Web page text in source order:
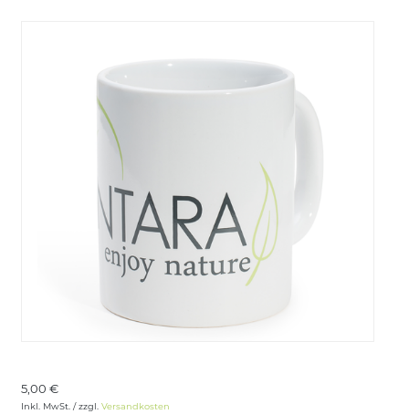
5,00 €
Inkl. MwSt. / zzgl. Versandkosten